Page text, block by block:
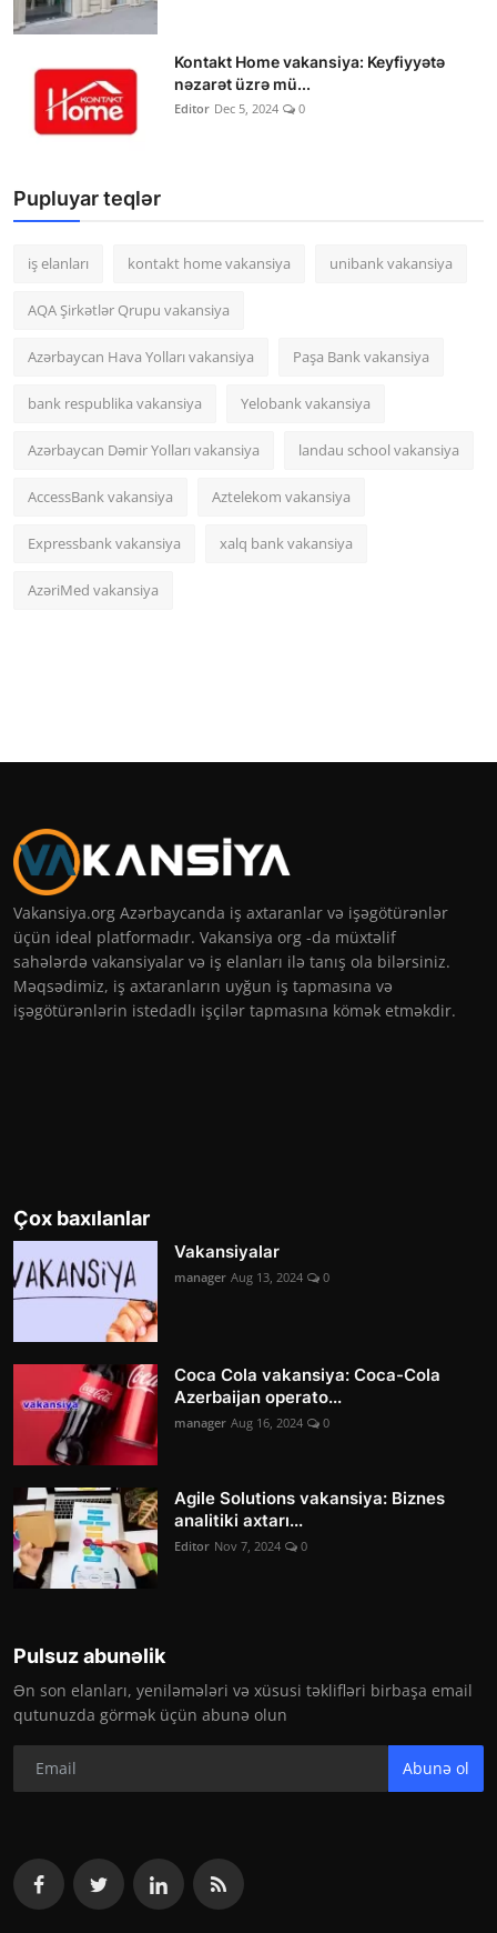
Kontakt Home vakansiya: Keyfiyyətə
nəzarət üzrə mü...
Editor Dec 5, 2024 0
Pupluyar teqlər
iş elanları kontakt home vakansiya unibank vakansiya
AQA Şirkətlər Qrupu vakansiya
Azərbaycan Hava Yolları vakansiya Paşa Bank vakansiya
bank respublika vakansiya Yelobank vakansiya
Azərbaycan Dəmir Yolları vakansiya landau school vakansiya
AccessBank vakansiya Aztelekom vakansiya
Expressbank vakansiya xalq bank vakansiya
AzəriMed vakansiya
Vakansiya.org Azərbaycanda iş axtaranlar və işəgötürənlər
üçün ideal platformadır. Vakansiya org -da müxtəlif
sahələrdə vakansiyalar və iş elanları ilə tanış ola bilərsiniz.
Məqsədimiz, iş axtaranların uyğun iş tapmasına və
işəgötürənlərin istedadlı işçilər tapmasına kömək etməkdir.
Çox baxılanlar
Vakansiyalar
manager Aug 13, 2024 0
Coca Cola vakansiya: Coca-Cola
Azerbaijan operato...
manager Aug 16, 2024 0
Agile Solutions vakansiya: Biznes
analitiki axtarı...
Editor Nov 7, 2024 0
Pulsuz abunəlik
Ən son elanları, yeniləmələri və xüsusi təklifləri birbaşa email
qutunuzda görmək üçün abunə olun
Abunə ol